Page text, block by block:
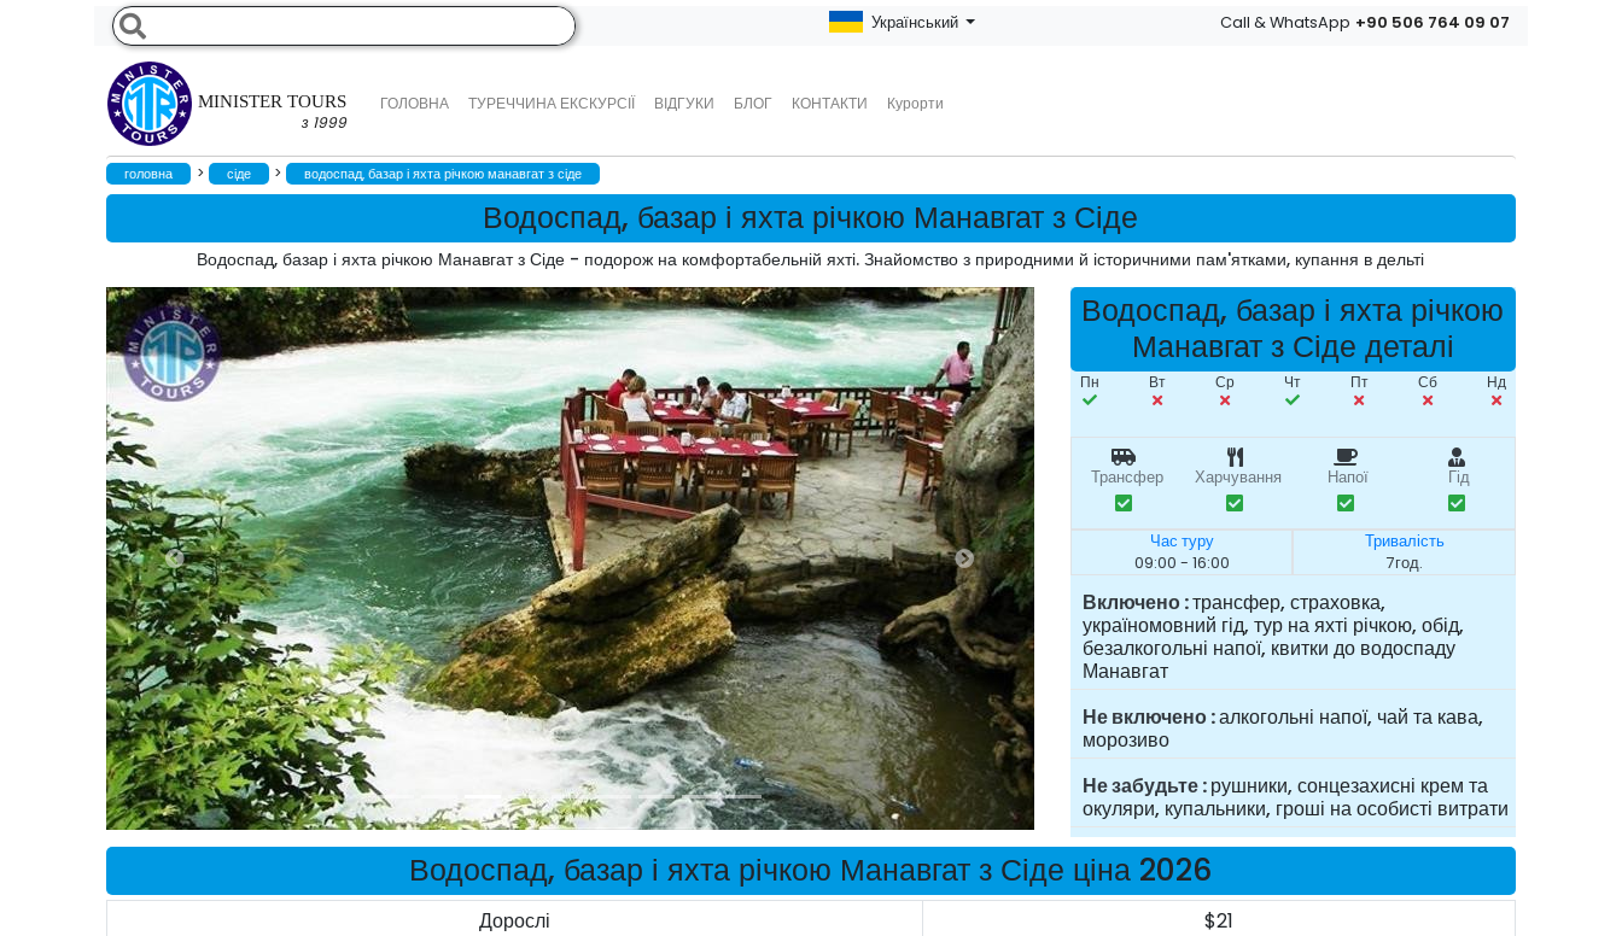
MINISTER TOURS
з 1999
ГОЛОВНА ТУРЕЧЧИНА ЕКСКУРСІЇ ВІДГУКИ БЛОГ КОНТАКТИ Курорти
Український Call & WhatsApp +90 506 764 09 07
головна > сіде > водоспад, базар і яхта річкою манавгат з сіде
Водоспад, базар і яхта річкою Манавгат з Сіде
Водоспад, базар і яхта річкою Манавгат з Сіде - подорож на комфортабельній яхті. Знайомство з природними й історичними пам'ятками, купання в дельті
Водоспад, базар і яхта річкою
Манавгат з Сіде деталі
Пн Вт Ср Чт Пт Сб Нд
Трансфер Харчування Напої Гід
Час туру
09:00 - 16:00
Тривалість
7год.
Включено трансфер, страховка,
україномовний гід, тур на яхті річкою, обід,
безалкогольні напої, квитки до водоспаду
Манавгат
Не включено алкогольні напої, чай та кава,
морозиво
Не забудьте рушники, сонцезахисні крем та
окуляри, купальники, гроші на особисті витрати
Водоспад, базар і яхта річкою Манавгат з Сіде ціна 2026
Дорослі
$21